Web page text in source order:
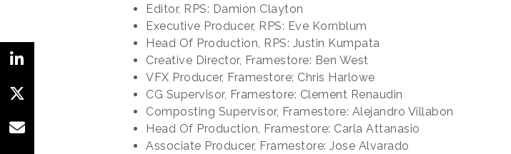
Editor, RPS: Damion Clayton
Executive Producer, RPS: Eve Kornblum
Head Of Production, RPS: Justin Kumpata
Creative Director, Framestore: Ben West
VFX Producer, Framestore: Chris Harlowe
CG Supervisor, Framestore: Clement Renaudin
Composting Supervisor, Framestore: Alejandro Villabon
Head Of Production, Framestore: Carla Attanasio
Associate Producer, Framestore: Jose Alvarado